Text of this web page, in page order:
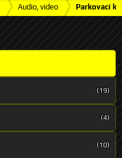
Audio, video Parkovací
(19)
(4)
(10)